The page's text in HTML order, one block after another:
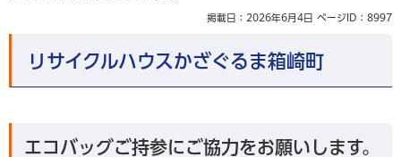
掲載日：2026年6月4日 ページID：8997
リサイクルハウスかざぐるま箱崎町
エコバッグご持参にご協力をお願いします。